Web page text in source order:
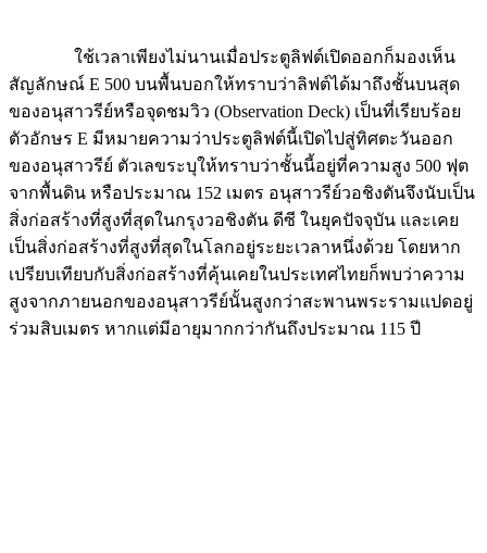
ใช้เวลาเพียงไม่นานเมื่อประตูลิฟต์เปิดออกก็มองเห็น
สัญลักษณ์ E 500 บนพื้นบอกให้ทราบว่าลิฟต์ได้มาถึงชั้นบนสุด
ของอนุสาวรีย์หรือจุดชมวิว (Observation Deck) เป็นที่เรียบร้อย
ตัวอักษร E มีหมายความว่าประตูลิฟต์นี้เปิดไปสู่ทิศตะวันออก
ของอนุสาวรีย์ ตัวเลขระบุให้ทราบว่าชั้นนี้อยู่ที่ความสูง 500 ฟุต
จากพื้นดิน หรือประมาณ 152 เมตร อนุสาวรีย์วอชิงตันจึงนับเป็น
สิ่งก่อสร้างที่สูงที่สุดในกรุงวอชิงตัน ดีซี ในยุคปัจจุบัน และเคย
เป็นสิ่งก่อสร้างที่สูงที่สุดในโลกอยู่ระยะเวลาหนึ่งด้วย โดยหาก
เปรียบเทียบกับสิ่งก่อสร้างที่คุ้นเคยในประเทศไทยก็พบว่าความ
สูงจากภายนอกของอนุสาวรีย์นั้นสูงกว่าสะพานพระรามแปดอยู่
ร่วมสิบเมตร หากแต่มีอายุมากกว่ากันถึงประมาณ 115 ปี